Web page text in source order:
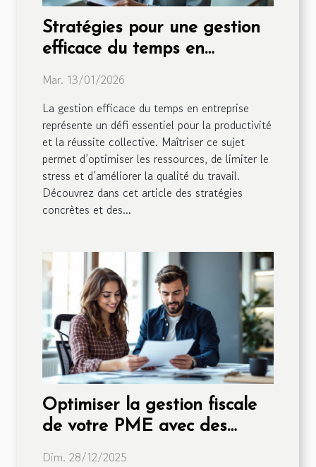
Stratégies pour une gestion
efficace du temps en
entreprise
Mar. 13/01/2026
La gestion efficace du temps en entreprise
représente un défi essentiel pour la productivité
et la réussite collective. Maîtriser ce sujet
permet d’optimiser les ressources, de limiter le
stress et d’améliorer la qualité du travail.
Découvrez dans cet article des stratégies
concrètes et des...
Optimiser la gestion fiscale
de votre PME avec des
conseils experts
Dim. 28/12/2025